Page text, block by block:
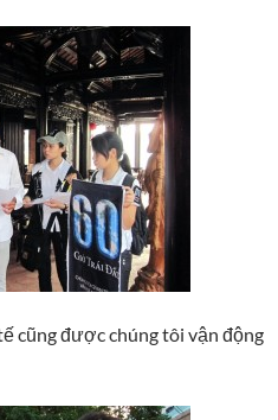
cũng được chúng tôi vận động